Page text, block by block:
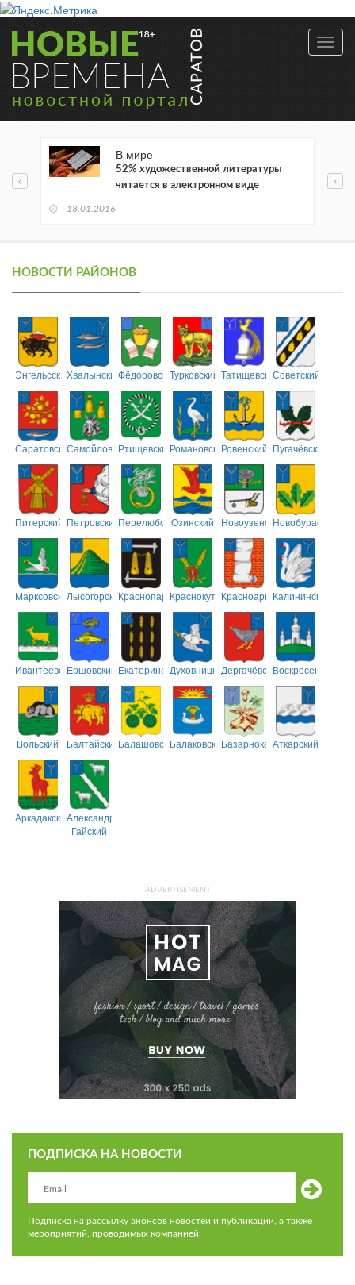
В мире
52% художественной литературы
читается в электронном виде
18.01.2016
НОВОСТИ РАЙОНОВ
ЭнгельсскийХвалынскийФёдоровскийТурковский ТатищевскийСоветский
СаратовскийСамойловскийРтищевскийРомановскийРовенский Пугачёвский
Питерский ПетровскийПерелюбскийОзинский НовоузенскийНовобурасский
МарксовскийЛысогорскийКраснопартизанский
КраснокутскийКрасноармейский
Калининский
ИвантеевскийЕршовский ЕкатериновскийДуховницкийДергачёвскийВоскресенский
Вольский БалтайскийБалашовскийБалаковскийБазарнокарабулакский
Аткарский
АркадакскийАлександрово-
Гайский
ADVERTISEMENT
ПОДПИСКА НА НОВОСТИ
Подписка на рассылку анонсов новостей и публикаций, а также
мероприятий, проводимых компанией.